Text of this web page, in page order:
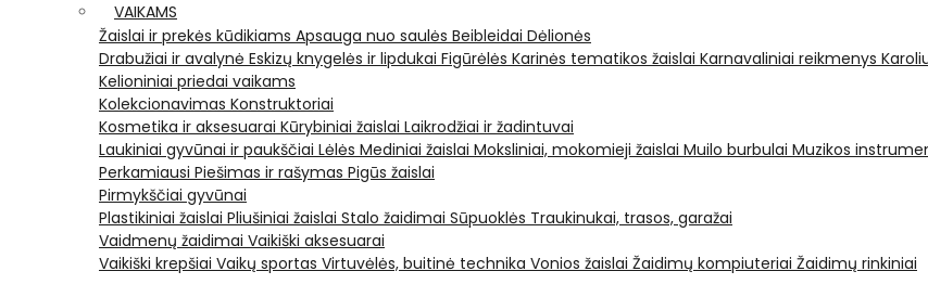
VAIKAMS
Žaislai ir prekės kūdikiams Apsauga nuo saulės Beibleidai Dėlionės
Drabužiai ir avalynė Eskizų knygelės ir lipdukai Figūrėlės Karinės tematikos žaislai Karnavaliniai reikmenys
Kelioniniai priedai vaikams
Kolekcionavimas Konstruktoriai
Kosmetika ir aksesuarai Kūrybiniai žaislai Laikrodžiai ir žadintuvai
Laukiniai gyvūnai ir paukščiai Lėlės Mediniai žaislai Moksliniai, mokomieji žaislai Muilo burbulai Muzikos
Perkamiausi Piešimas ir rašymas Pigūs žaislai
Pirmykščiai gyvūnai
Plastikiniai žaislai Pliušiniai žaislai Stalo žaidimai Sūpuoklės Traukinukai, trasos, garažai
Vaidmenų žaidimai Vaikiški aksesuarai
Vaikiški krepšiai Vaikų sportas Virtuvėlės, buitinė technika Vonios žaislai Žaidimų kompiuteriai Žaidimų rinkiniai